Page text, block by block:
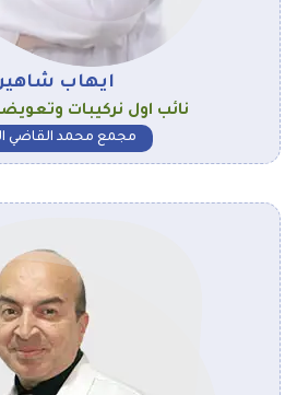
ايهاب
نائب اول نركيبات
مجمع محمد القاضي